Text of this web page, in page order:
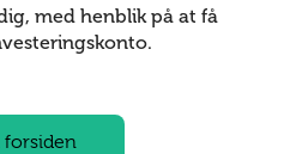
med henblik på at få
forsiden